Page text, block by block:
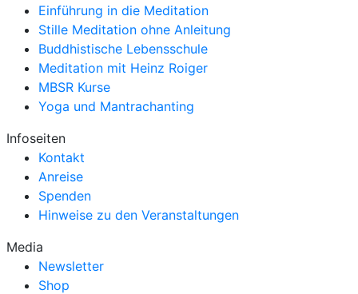
Einführung in die Meditation
Stille Meditation ohne Anleitung
Buddhistische Lebensschule
Meditation mit Heinz Roiger
MBSR Kurse
Yoga und Mantrachanting
Infoseiten
Kontakt
Anreise
Spenden
Hinweise zu den Veranstaltungen
Media
Newsletter
Shop